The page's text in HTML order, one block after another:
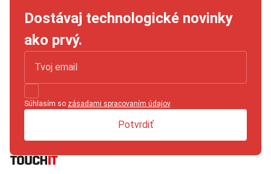
Dostávaj technologické novinky
ako prvý.
Súhlasím so zásadami spracovaním údajov.
Potvrdiť